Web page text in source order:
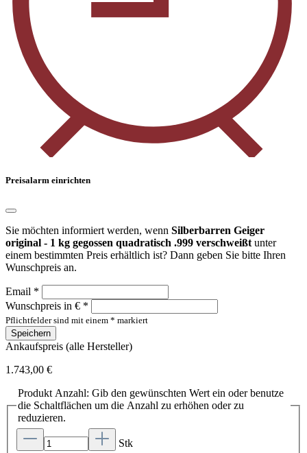
Preisalarm einrichten
Sie möchten informiert werden, wenn Silberbarren Geiger
original - 1 kg gegossen quadratisch .999 verschweißt unter
einem bestimmten Preis erhältlich ist? Dann geben Sie bitte Ihren
Wunschpreis an.
Email *
Wunschpreis in € *
Pflichtfelder sind mit einem * markiert
Speichern
Ankaufspreis (alle Hersteller)
1.743,00 €
Produkt Anzahl: Gib den gewünschten Wert ein oder benutze
die Schaltflächen um die Anzahl zu erhöhen oder zu
reduzieren.
Stk